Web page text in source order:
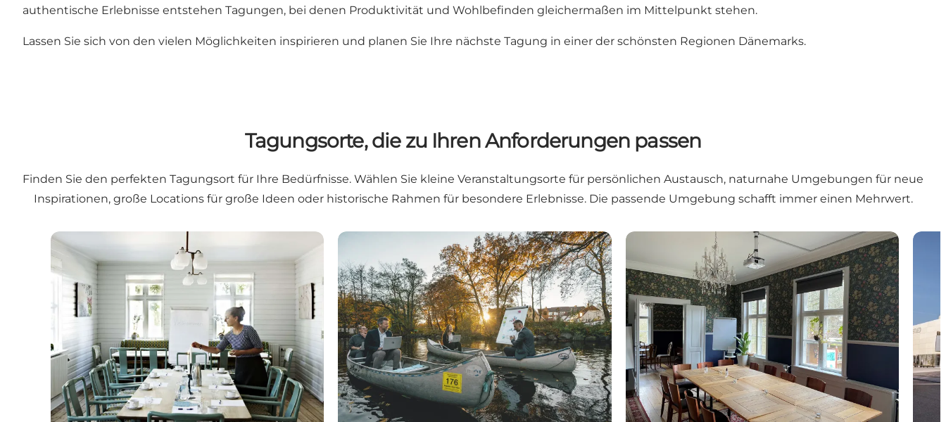
authentische Erlebnisse entstehen Tagungen, bei denen Produktivität und Wohlbefinden gleichermaßen im Mittelpunkt stehen.
Lassen Sie sich von den vielen Möglichkeiten inspirieren und planen Sie Ihre nächste Tagung in einer der schönsten Regionen Dänemarks.
Tagungsorte, die zu Ihren Anforderungen passen
Finden Sie den perfekten Tagungsort für Ihre Bedürfnisse. Wählen Sie kleine Veranstaltungsorte für persönlichen Austausch, naturnahe Umgebungen für neue
Inspirationen, große Locations für große Ideen oder historische Rahmen für besondere Erlebnisse. Die passende Umgebung schafft immer einen Mehrwert.
Historische Tagungs- und Veranstaltungsorte Naturnahe Tagungsorte Kleine Tagungs- und Veranstaltungsorte